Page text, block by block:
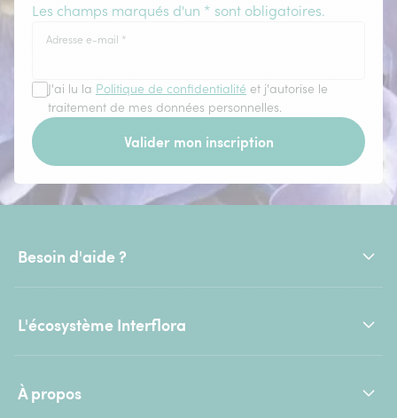
Les champs marqués d'un * sont obligatoires.
Adresse e-mail *
J'ai lu la Politique de confidentialité et j'autorise le
traitement de mes données personnelles.
Valider mon inscription
Besoin d'aide ?
L'écosystème Interflora
À propos